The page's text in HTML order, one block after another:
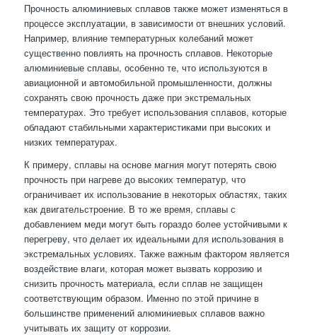
Прочность алюминиевых сплавов также может изменяться в
процессе эксплуатации, в зависимости от внешних условий.
Например, влияние температурных колебаний может
существенно повлиять на прочность сплавов. Некоторые
алюминиевые сплавы, особенно те, что используются в
авиационной и автомобильной промышленности, должны
сохранять свою прочность даже при экстремальных
температурах. Это требует использования сплавов, которые
обладают стабильными характеристиками при высоких и
низких температурах.
К примеру, сплавы на основе магния могут потерять свою
прочность при нагреве до высоких температур, что
ограничивает их использование в некоторых областях, таких
как двигательстроение. В то же время, сплавы с
добавлением меди могут быть гораздо более устойчивыми к
перегреву, что делает их идеальными для использования в
экстремальных условиях. Также важным фактором является
воздействие влаги, которая может вызвать коррозию и
снизить прочность материала, если сплав не защищен
соответствующим образом. Именно по этой причине в
большинстве применений алюминиевых сплавов важно
учитывать их защиту от коррозии.